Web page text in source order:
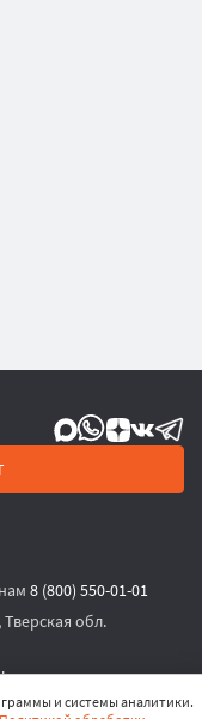
8 (800) 550-01-01
обл.
и системы аналитики.